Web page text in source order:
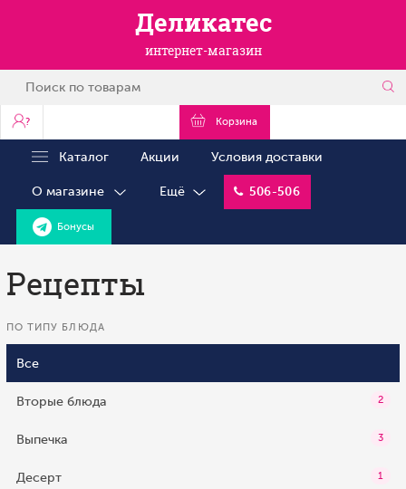
Деликатес
интернет-магазин
? Корзина
Каталог Акции Условия доставки
О магазине Ещё 506-506
Бонусы
Рецепты
ПО ТИПУ БЛЮДА
Все
Вторые блюда 2
Выпечка 3
Десерт 1